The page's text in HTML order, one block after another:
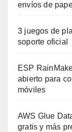
envíos de
3 juegos de
soporte oficial
ESP
abierto para
móviles
AWS Glue
gratis y más